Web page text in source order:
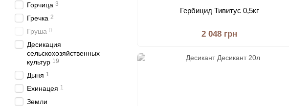
Гербицид Тивитус 0,5кг
2 048 грн
Горчица 3
Гречка 2
Груша 0
Десикация
сельскохозяйственных
культур 19
Дыня 1
Ехинацея 1
Земли